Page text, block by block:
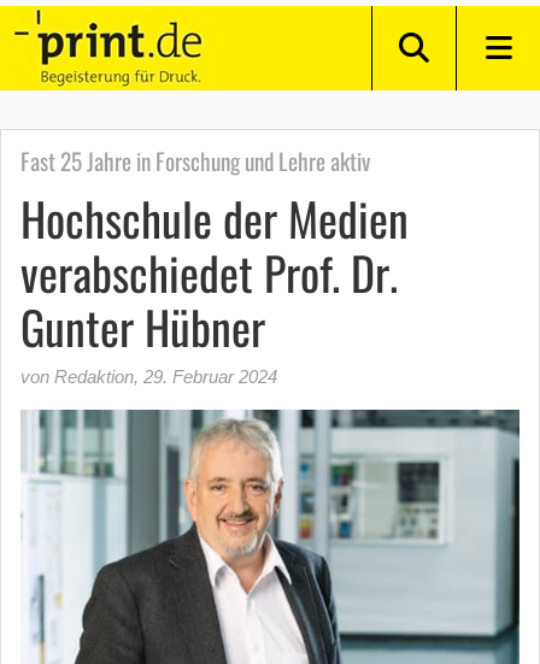
Fast 25 Jahre in Forschung und Lehre aktiv
Hochschule der Medien
verabschiedet Prof. Dr.
Gunter Hübner
von Redaktion, 29. Februar 2024